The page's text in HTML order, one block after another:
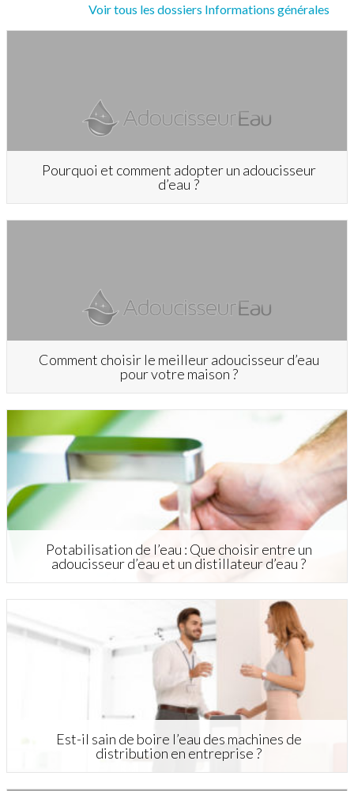
Voir tous les dossiers Informations générales
Pourquoi et comment adopter un adoucisseur
d’eau ?
Comment choisir le meilleur adoucisseur d’eau
pour votre maison ?
Potabilisation de l’eau : Que choisir entre un
adoucisseur d’eau et un distillateur d’eau ?
Est-il sain de boire l’eau des machines de
distribution en entreprise ?